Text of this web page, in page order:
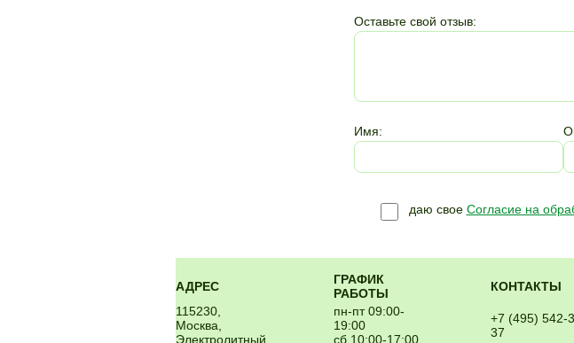
Оставьте свой отзыв:
Имя:
даю свое Согласие на
АДРЕС
ГРАФИК
РАБОТЫ
КОНТАКТЫ
115230,
Москва,
Электролитный
пн-пт 09:00-
19:00
сб 10:00-17:00
+7 (495) 542-
37